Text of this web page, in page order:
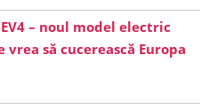
– noul model electric
vrea să cucerească Europa